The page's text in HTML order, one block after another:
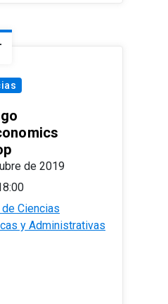
de 2019
de Ciencias
y Administrativas